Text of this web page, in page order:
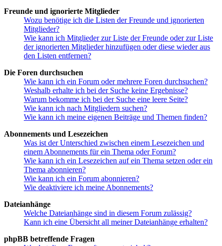
Freunde und ignorierte Mitglieder
Wozu benötige ich die Listen der Freunde und ignorierten
Mitglieder?
Wie kann ich Mitglieder zur Liste der Freunde oder zur Liste
der ignorierten Mitglieder hinzufügen oder diese wieder aus
den Listen entfernen?
Die Foren durchsuchen
Wie kann ich ein Forum oder mehrere Foren durchsuchen?
Weshalb erhalte ich bei der Suche keine Ergebnisse?
Warum bekomme ich bei der Suche eine leere Seite?
Wie kann ich nach Mitgliedern suchen?
Wie kann ich meine eigenen Beiträge und Themen finden?
Abonnements und Lesezeichen
Was ist der Unterschied zwischen einem Lesezeichen und
einem Abonnements für ein Thema oder Forum?
Wie kann ich ein Lesezeichen auf ein Thema setzen oder ein
Thema abonnieren?
Wie kann ich ein Forum abonnieren?
Wie deaktiviere ich meine Abonnements?
Dateianhänge
Welche Dateianhänge sind in diesem Forum zulässig?
Kann ich eine Übersicht all meiner Dateianhänge erhalten?
phpBB betreffende Fragen